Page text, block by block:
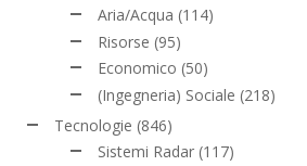
Aria/Acqua (114)
Risorse (95)
Economico (50)
(Ingegneria) Sociale (218)
Tecnologie (846)
Sistemi Radar (117)